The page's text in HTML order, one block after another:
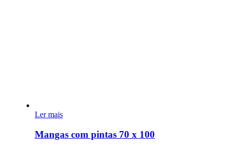
Ler mais
Mangas com pintas 70 x 100